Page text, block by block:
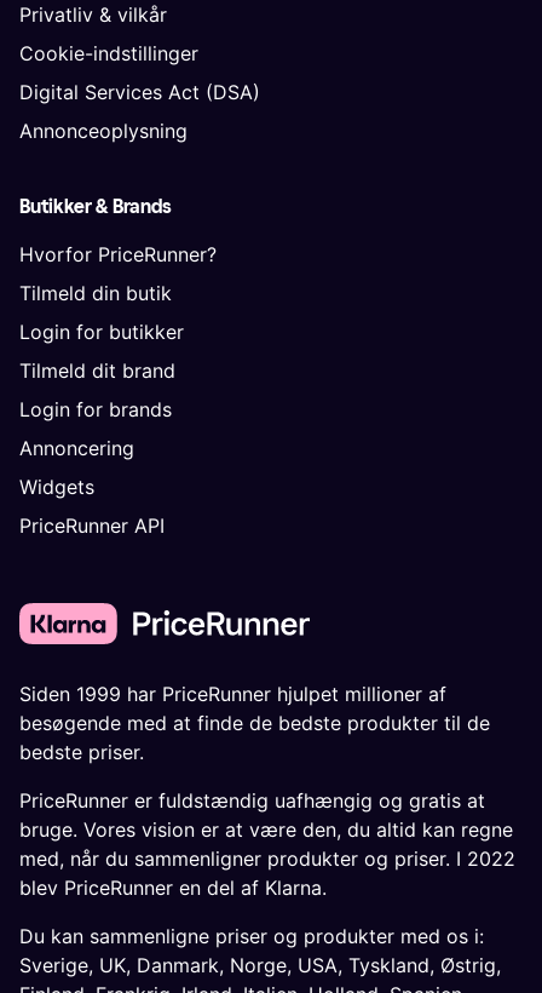
Privatliv & vilkår
Cookie-indstillinger
Digital Services Act (DSA)
Annonceoplysning
Butikker & Brands
Hvorfor PriceRunner?
Tilmeld din butik
Login for butikker
Tilmeld dit brand
Login for brands
Annoncering
Widgets
PriceRunner API
Siden 1999 har PriceRunner hjulpet millioner af
besøgende med at finde de bedste produkter til de
bedste priser.
PriceRunner er fuldstændig uafhængig og gratis at
bruge. Vores vision er at være den, du altid kan regne
med, når du sammenligner produkter og priser. I 2022
blev PriceRunner en del af Klarna.
Du kan sammenligne priser og produkter med os i:
Sverige, UK, Danmark, Norge, USA, Tyskland, Østrig,